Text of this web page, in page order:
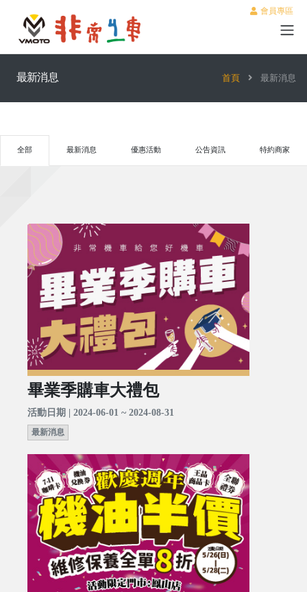
會員專區
最新消息 首頁 最新消息
全部 最新消息 優惠活動 公告資訊 特約商家
畢業季購車大禮包
活動日期 | 2024-06-01 ~ 2024-08-31
最新消息